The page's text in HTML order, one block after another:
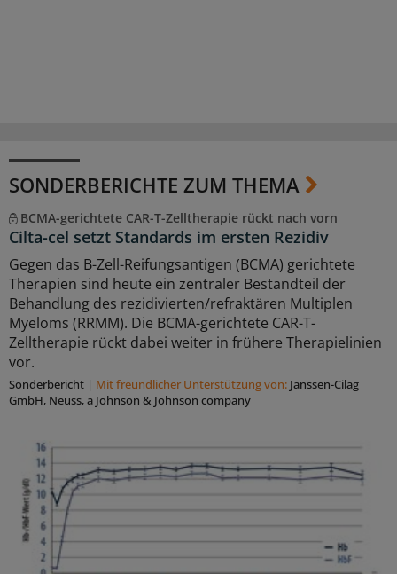
SONDERBERICHTE ZUM THEMA
BCMA-gerichtete CAR-T-Zelltherapie rückt nach vorn
Cilta-cel setzt Standards im ersten Rezidiv
Gegen das B-Zell-Reifungsantigen (BCMA) gerichtete
Therapien sind heute ein zentraler Bestandteil der
Behandlung des rezidivierten/refraktären Multiplen
Myeloms (RRMM). Die BCMA-gerichtete CAR-T-
Zelltherapie rückt dabei weiter in frühere Therapielinien
vor.
Sonderbericht | Mit freundlicher Unterstützung von: Janssen-Cilag
GmbH, Neuss, a Johnson & Johnson company